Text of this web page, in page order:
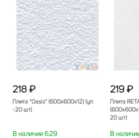
218 ₽
Плита "Oasis" (600х600х12) (уп
-20 шт)
В наличии 629
219 ₽
Плита
20 шт)
В